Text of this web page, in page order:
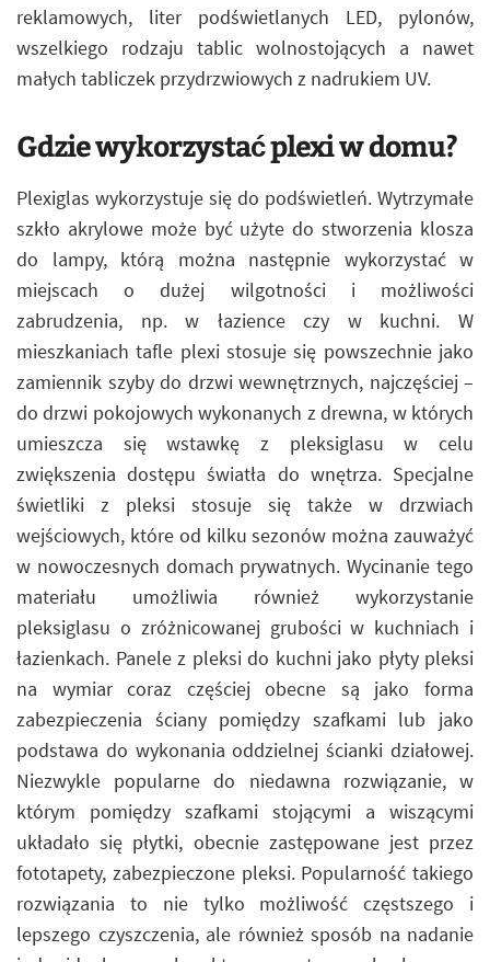
reklamowych, liter podświetlanych LED, pylonów,
wszelkiego rodzaju tablic wolnostojących a nawet
małych tabliczek przydrzwiowych z nadrukiem UV.
Gdzie wykorzystać plexi w domu?
Plexiglas wykorzystuje się do podświetleń. Wytrzymałe
szkło akrylowe może być użyte do stworzenia klosza
do lampy, którą można następnie wykorzystać w
miejscach o dużej wilgotności i możliwości
zabrudzenia, np. w łazience czy w kuchni. W
mieszkaniach tafle plexi stosuje się powszechnie jako
zamiennik szyby do drzwi wewnętrznych, najczęściej –
do drzwi pokojowych wykonanych z drewna, w których
umieszcza się wstawkę z pleksiglasu w celu
zwiększenia dostępu światła do wnętrza. Specjalne
świetliki z pleksi stosuje się także w drzwiach
wejściowych, które od kilku sezonów można zauważyć
w nowoczesnych domach prywatnych. Wycinanie tego
materiału umożliwia również wykorzystanie
pleksiglasu o zróżnicowanej grubości w kuchniach i
łazienkach. Panele z pleksi do kuchni jako płyty pleksi
na wymiar coraz częściej obecne są jako forma
zabezpieczenia ściany pomiędzy szafkami lub jako
podstawa do wykonania oddzielnej ścianki działowej.
Niezwykle popularne do niedawna rozwiązanie, w
którym pomiędzy szafkami stojącymi a wiszącymi
układało się płytki, obecnie zastępowane jest przez
fototapety, zabezpieczone pleksi. Popularność takiego
rozwiązania to nie tylko możliwość częstszego i
lepszego czyszczenia, ale również sposób na nadanie